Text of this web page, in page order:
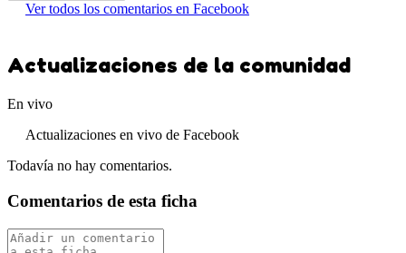
Ver todos los comentarios en Facebook
Actualizaciones de la comunidad
En vivo
Actualizaciones en vivo de Facebook
Todavía no hay comentarios.
Comentarios de esta ficha